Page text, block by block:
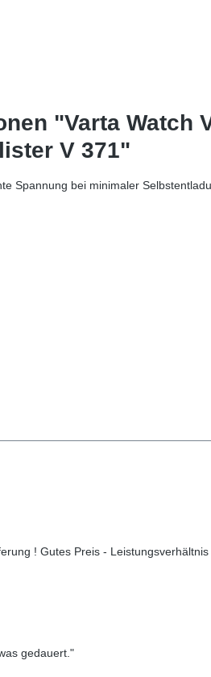
"Varta Watch
V 371"
Spannung bei minimaler
! Gutes Preis -
gedauert."